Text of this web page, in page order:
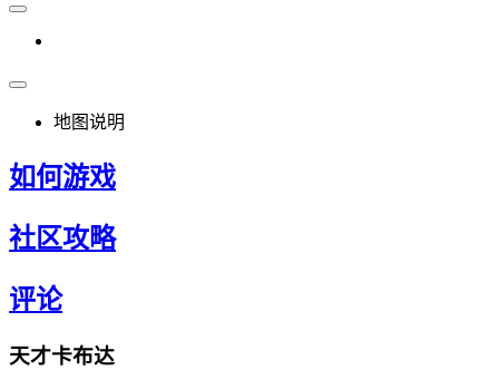
地图说明
如何游戏
社区攻略
评论
天才卡布达